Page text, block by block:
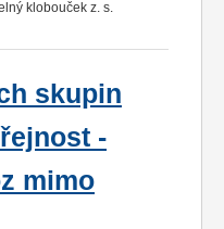
klobouček z. s.
skupin
-
mimo